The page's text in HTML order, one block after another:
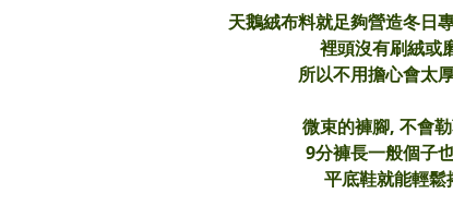
天鵝絨布料就足夠營造冬日
裡頭沒有刷絨或
所以不用擔心會太
微束的褲腳, 不會
9分褲長一般個子
平底鞋就能輕鬆